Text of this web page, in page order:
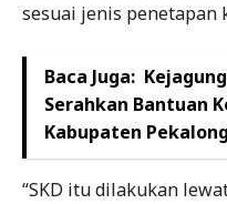
sesuai jenis penetapan
Baca Juga:
Serahkan Bantuan
Kabupaten
“SKD itu dilakukan